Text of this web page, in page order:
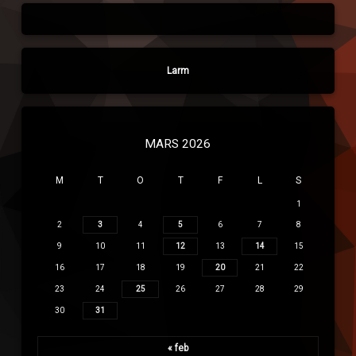
Larm
MARS 2026
M T O T F L S
1
2 3 4 5 6 7 8
9 10 11 12 13 14 15
16 17 18 19 20 21 22
23 24 25 26 27 28 29
30 31
« feb